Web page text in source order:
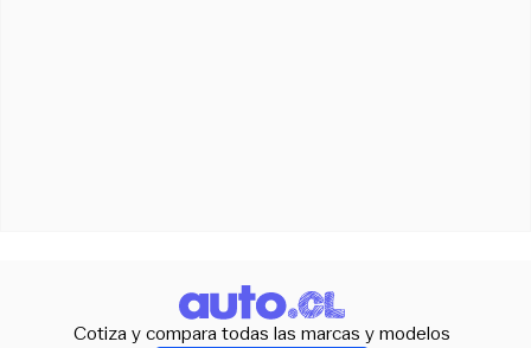
Cotiza y compara todas las marcas y modelos